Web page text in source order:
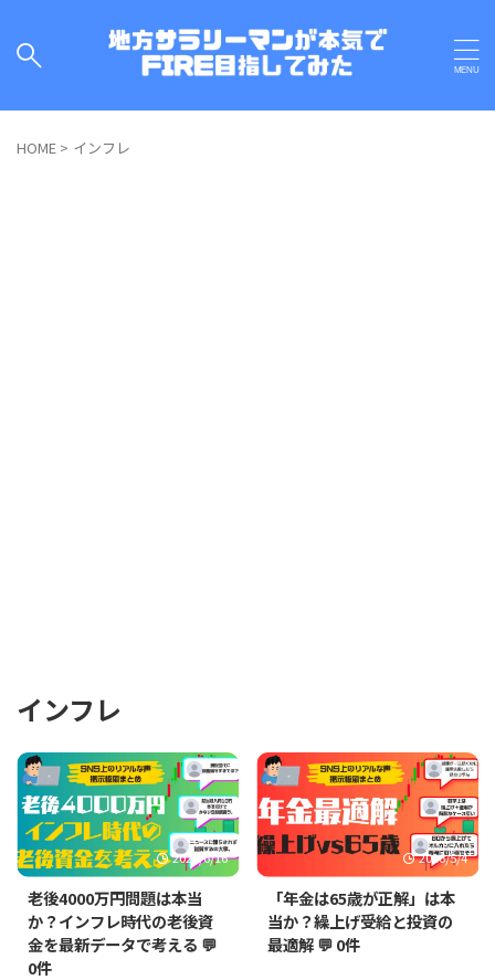
HOME > インフレ
インフレ
2026/6/16
老後4000万円問題は本当
か？インフレ時代の老後資
金を最新データで考える 💬
0件
2026/5/4
「年金は65歳が正解」は本
当か？繰上げ受給と投資の
最適解💬 0件